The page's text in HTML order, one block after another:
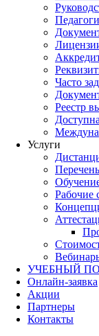
Часто
Реестр
Услуги
Рабочие
УЧЕБНЫЙ
Онлайн-заявка
Акции
Партнеры
Контакты